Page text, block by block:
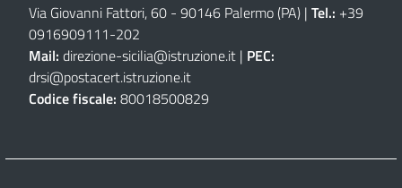
Via Giovanni Fattori, 60 - 90146 Palermo (PA) | Tel.: +39
0916909111-202
Mail: direzione-sicilia@istruzione.it | PEC:
drsi@postacert.istruzione.it
Codice fiscale: 80018500829